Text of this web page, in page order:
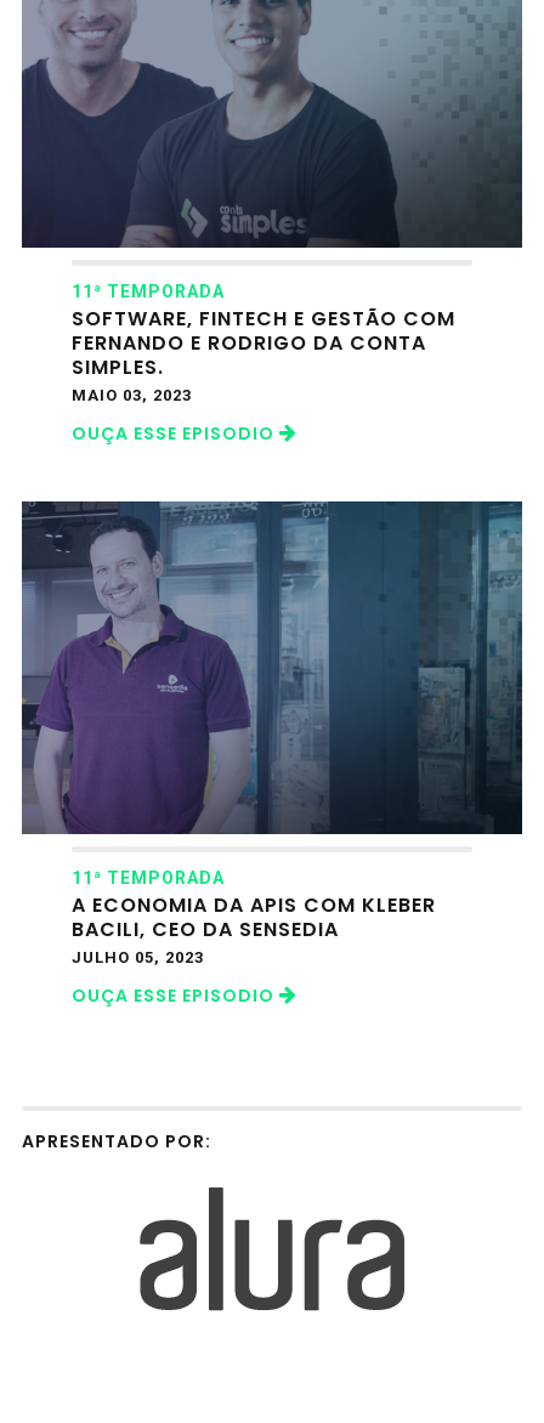
11ª TEMPORADA
SOFTWARE, FINTECH E GESTÃO COM
FERNANDO E RODRIGO DA CONTA
SIMPLES.
MAIO 03, 2023
OUÇA ESSE EPISODIO
11ª TEMPORADA
A ECONOMIA DA APIS COM KLEBER
BACILI, CEO DA SENSEDIA
JULHO 05, 2023
OUÇA ESSE EPISODIO
APRESENTADO POR: